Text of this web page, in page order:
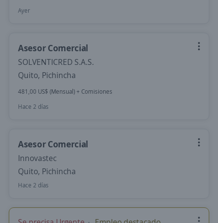
Ayer
Asesor Comercial
SOLVENTICRED S.A.S.
Quito, Pichincha
481,00 US$ (Mensual) + Comisiones
Hace 2 días
Asesor Comercial
Innovastec
Quito, Pichincha
Hace 2 días